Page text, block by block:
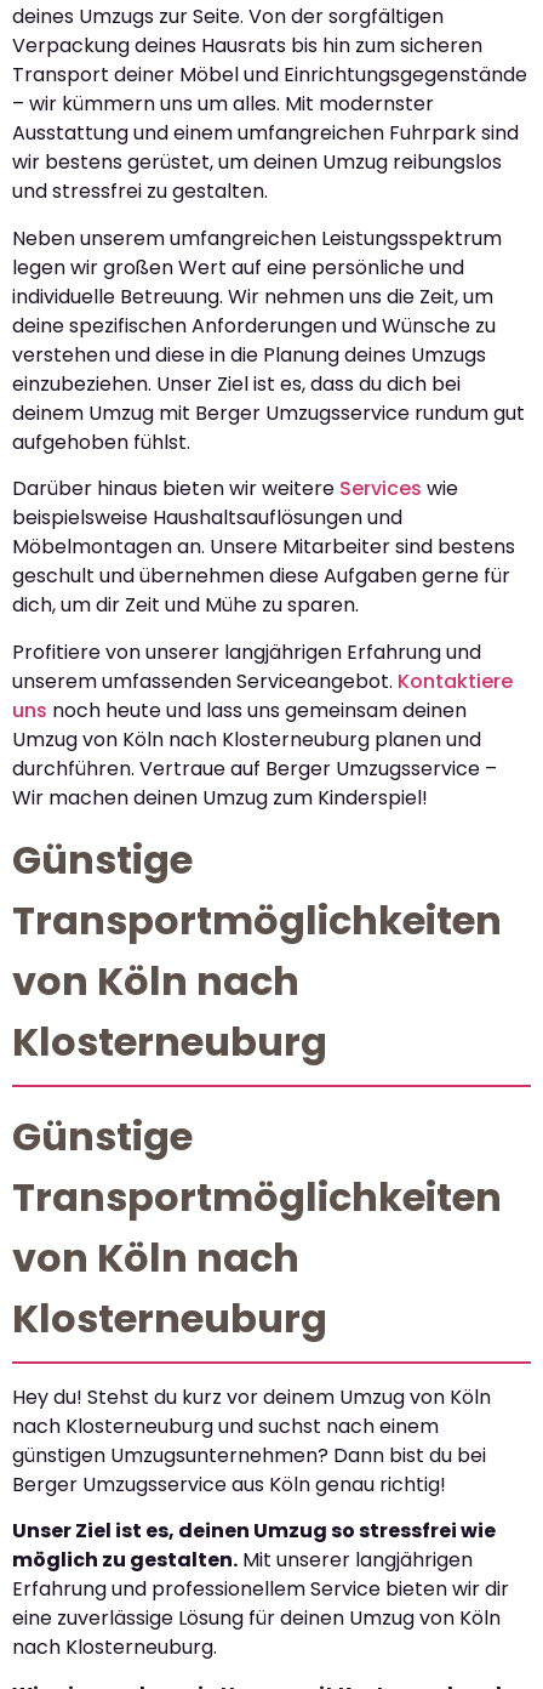
deines Umzugs zur Seite. Von der sorgfältigen
Verpackung deines Hausrats bis hin zum sicheren
Transport deiner Möbel und Einrichtungsgegenstände
– wir kümmern uns um alles. Mit modernster
Ausstattung und einem umfangreichen Fuhrpark sind
wir bestens gerüstet, um deinen Umzug reibungslos
und stressfrei zu gestalten.
Neben unserem umfangreichen Leistungsspektrum
legen wir großen Wert auf eine persönliche und
individuelle Betreuung. Wir nehmen uns die Zeit, um
deine spezifischen Anforderungen und Wünsche zu
verstehen und diese in die Planung deines Umzugs
einzubeziehen. Unser Ziel ist es, dass du dich bei
deinem Umzug mit Berger Umzugsservice rundum gut
aufgehoben fühlst.
Darüber hinaus bieten wir weitere Services wie
beispielsweise Haushaltsauflösungen und
Möbelmontagen an. Unsere Mitarbeiter sind bestens
geschult und übernehmen diese Aufgaben gerne für
dich, um dir Zeit und Mühe zu sparen.
Profitiere von unserer langjährigen Erfahrung und
unserem umfassenden Serviceangebot. Kontaktiere
uns noch heute und lass uns gemeinsam deinen
Umzug von Köln nach Klosterneuburg planen und
durchführen. Vertraue auf Berger Umzugsservice –
Wir machen deinen Umzug zum Kinderspiel!
Günstige
Transportmöglichkeiten
von Köln nach
Klosterneuburg
Günstige
Transportmöglichkeiten
von Köln nach
Klosterneuburg
Hey du! Stehst du kurz vor deinem Umzug von Köln
nach Klosterneuburg und suchst nach einem
günstigen Umzugsunternehmen? Dann bist du bei
Berger Umzugsservice aus Köln genau richtig!
Unser Ziel ist es, deinen Umzug so stressfrei wie
möglich zu gestalten. Mit unserer langjährigen
Erfahrung und professionellem Service bieten wir dir
eine zuverlässige Lösung für deinen Umzug von Köln
nach Klosterneuburg.